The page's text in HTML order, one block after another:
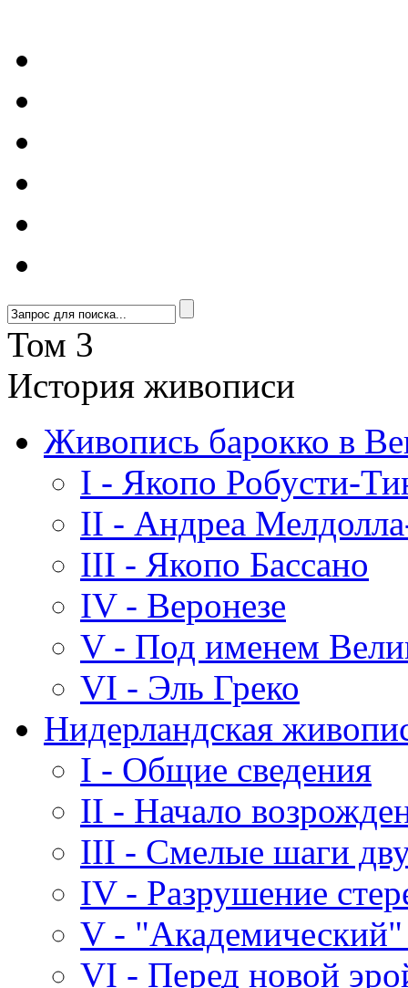
Том 3
История живописи
Живопись барокко в
I - Якопо Робусти-
II - Андреа
III - Якопо Бассано
IV - Веронезе
V - Под именем
VI - Эль Греко
Нидерландская
I - Общие сведения
II - Начало
III - Смелые шаги
IV - Разрушение
V - "Академический"
VI - Перед новой